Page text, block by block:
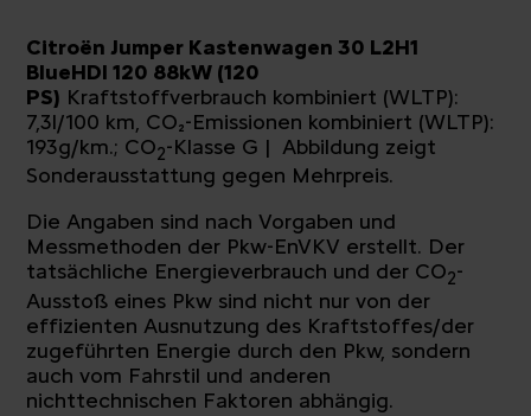
Citroën Jumper Kastenwagen 30 L2H1
BlueHDI 120 88kW (120
PS) Kraftstoffverbrauch kombiniert (WLTP):
7,3l/100 km, CO₂-Emissionen kombiniert (WLTP):
193g/km.; CO2-Klasse G | Abbildung zeigt
Sonderausstattung gegen Mehrpreis.
Die Angaben sind nach Vorgaben und
Messmethoden der Pkw-EnVKV erstellt. Der
tatsächliche Energieverbrauch und der CO2-
Ausstoß eines Pkw sind nicht nur von der
effizienten Ausnutzung des Kraftstoffes/der
zugeführten Energie durch den Pkw, sondern
auch vom Fahrstil und anderen
nichttechnischen Faktoren abhängig.